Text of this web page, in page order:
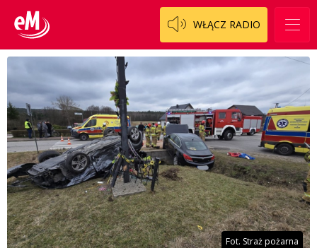
WŁĄCZ RADIO
Fot. Straż pożarna